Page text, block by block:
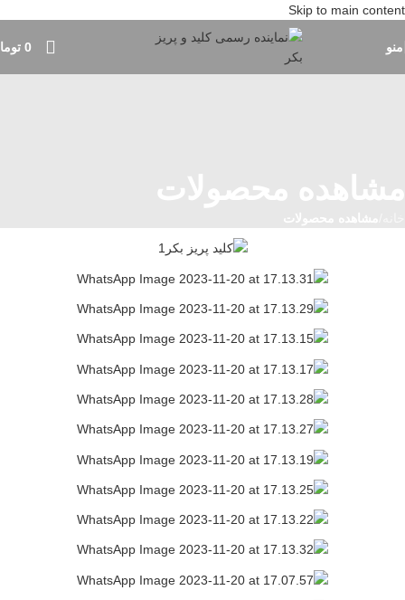
Skip to main content
منو 0